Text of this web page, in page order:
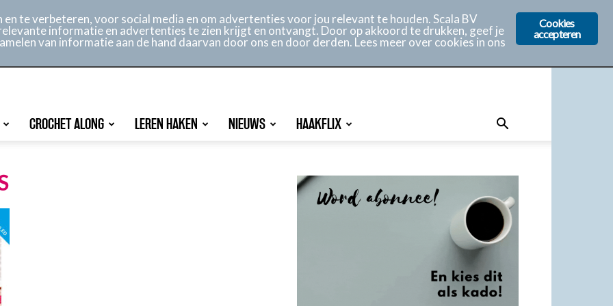
CROCHET ALONG LEREN HAKEN NIEUWS HAAKFLIX
Cookies
accepteren
te verbeteren, voor social media en om advertenties voor jou relevant te houden. Scala BV
informatie en advertenties te zien krijgt en ontvangt. Door op akkoord te drukken, geef je
van informatie aan de hand daarvan door ons en door derden. Lees meer over cookies in ons